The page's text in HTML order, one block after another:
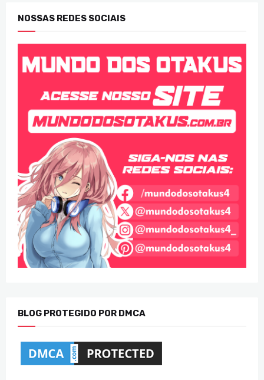
NOSSAS REDES SOCIAIS
BLOG PROTEGIDO POR DMCA